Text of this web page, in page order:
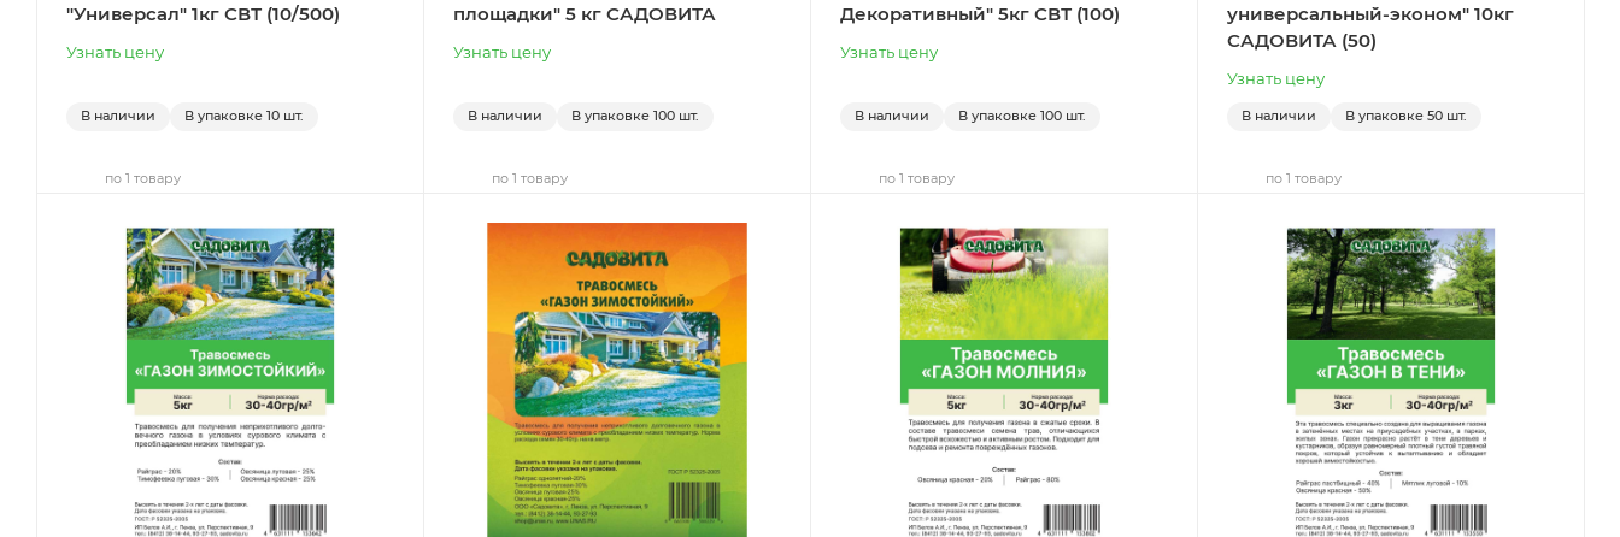
"Универсал" 1кг СВТ (10/500)
Узнать цену
В наличии В упаковке 10 шт.
по 1 товару
площадки" 5 кг САДОВИТА
Узнать цену
В наличии В упаковке 100 шт.
по 1 товару
Декоративный" 5кг СВТ (100)
Узнать цену
В наличии В упаковке 100 шт.
по 1 товару
универсальный-эконом" 10кг
САДОВИТА (50)
Узнать цену
В наличии В упаковке 50 шт.
по 1 товару